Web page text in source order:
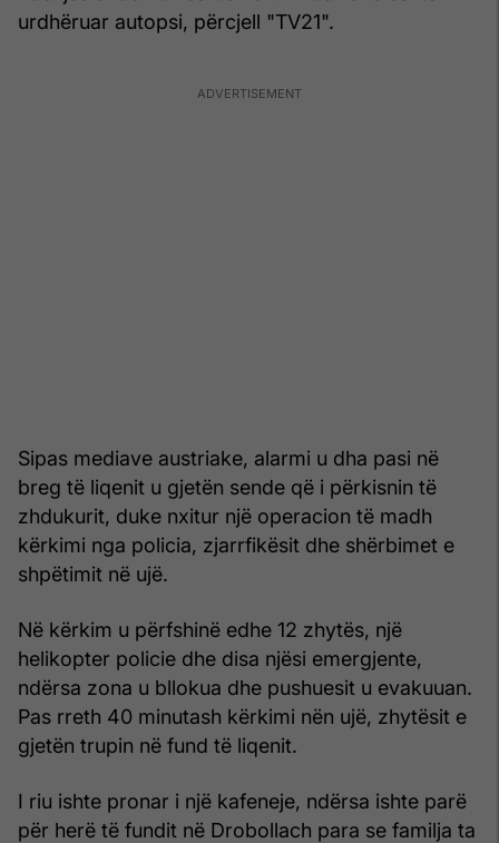
urdhëruar autopsi, përcjell "TV21".
Sipas mediave austriake, alarmi u dha pasi në
breg të liqenit u gjetën sende që i përkisnin të
zhdukurit, duke nxitur një operacion të madh
kërkimi nga policia, zjarrfikësit dhe shërbimet e
shpëtimit në ujë.
Në kërkim u përfshinë edhe 12 zhytës, një
helikopter policie dhe disa njësi emergjente,
ndërsa zona u bllokua dhe pushuesit u evakuuan.
Pas rreth 40 minutash kërkimi nën ujë, zhytësit e
gjetën trupin në fund të liqenit.
I riu ishte pronar i një kafeneje, ndërsa ishte parë
për herë të fundit në Drobollach para se familja ta